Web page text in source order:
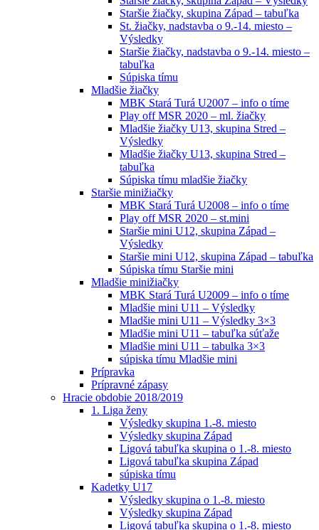
Staršie žiačky, skupina Západ – tabuľka
St. žiačky, nadstavba o 9.-14. miesto –
Výsledky
Staršie žiačky, nadstavba o 9.-14. miesto –
tabuľka
Súpiska tímu
Mladšie žiačky
MBK Stará Turá U2007 – info o tíme
Play off MSR 2020 – ml. žiačky
Mladšie žiačky U13, skupina Stred –
Výsledky
Mladšie žiačky U13, skupina Stred –
tabuľka
Súpiska tímu mladšie žiačky
Staršie minižiačky
MBK Stará Turá U2008 – info o tíme
Play off MSR 2020 – st.mini
Staršie mini U12, skupina Západ –
Výsledky
Staršie mini U12, skupina Západ – tabuľka
Súpiska tímu Staršie mini
Mladšie minižiačky
MBK Stará Turá U2009 – info o tíme
Mladšie mini U11 – Výsledky
Mladšie mini U11 – Výsledky 3×3
Mladšie mini U11 – tabuľka súťaže
Mladšie mini U11 – tabulka 3×3
súpiska tímu Mladšie mini
Prípravka
Prípravné zápasy
Hracie obdobie 2018/2019
1. Liga ženy
Výsledky skupina 1.-8. miesto
Výsledky skupina Západ
Ligová tabuľka skupina o 1.-8. miesto
Ligová tabuľka skupina Západ
súpiska tímu
Kadetky U17
Výsledky skupina o 1.-8. miesto
Výsledky skupina Západ
Ligová tabuľka skupina o 1.-8. miesto